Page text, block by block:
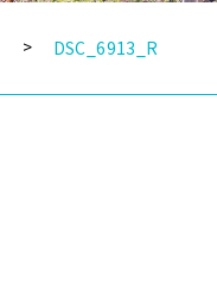
DSC_6913_R